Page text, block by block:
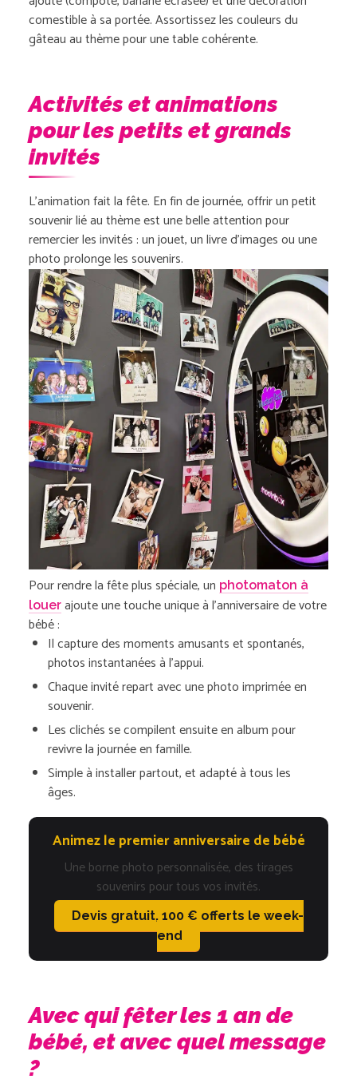
comestible à sa portée. Assortissez les couleurs du
gâteau au thème pour une table cohérente.
Activités et animations
pour les petits et grands
invités
L’animation fait la fête. En fin de journée, offrir un petit
souvenir lié au thème est une belle attention pour
remercier les invités : un jouet, un livre d’images ou une
photo prolonge les souvenirs.
Pour rendre la fête plus spéciale, un photomaton à
louer ajoute une touche unique à l’anniversaire de votre
bébé :
Il capture des moments amusants et spontanés,
photos instantanées à l’appui.
Chaque invité repart avec une photo imprimée en
souvenir.
Les clichés se compilent ensuite en album pour
revivre la journée en famille.
Simple à installer partout, et adapté à tous les
âges.
Animez le premier anniversaire de bébé
Une borne photo personnalisée, des tirages
souvenirs pour tous vos invités.
Devis gratuit, 100 € offerts le week-
end
Avec qui fêter les 1 an de
bébé, et avec quel message
?